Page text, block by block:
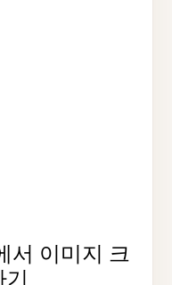
서 이미지 크